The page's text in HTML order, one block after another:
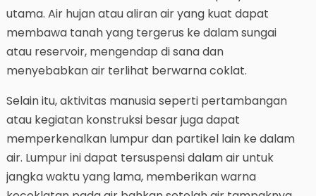
utama. Air hujan atau aliran air yang kuat dapat
membawa tanah yang tergerus ke dalam sungai
atau reservoir, mengendap di sana dan
menyebabkan air terlihat berwarna coklat.
Selain itu, aktivitas manusia seperti pertambangan
atau kegiatan konstruksi besar juga dapat
memperkenalkan lumpur dan partikel lain ke dalam
air. Lumpur ini dapat tersuspensi dalam air untuk
jangka waktu yang lama, memberikan warna